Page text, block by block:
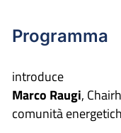
Programma
introduce
Marco Raugi,
comunità